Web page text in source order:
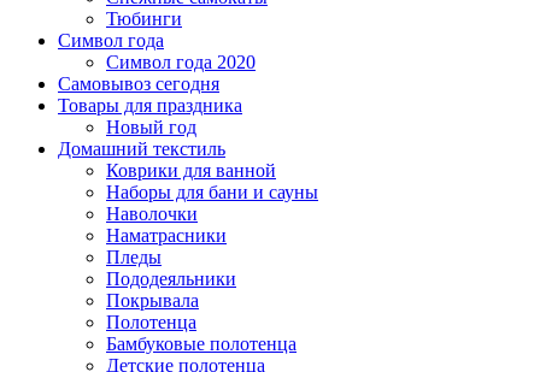
Тюбинги
Символ года
Символ года 2020
Самовывоз сегодня
Товары для праздника
Новый год
Домашний текстиль
Коврики для ванной
Наборы для бани и сауны
Наволочки
Наматрасники
Пледы
Пододеяльники
Покрывала
Полотенца
Бамбуковые полотенца
Детские полотенца